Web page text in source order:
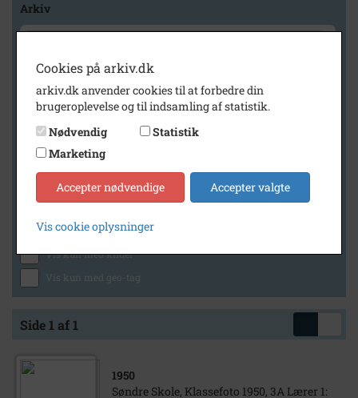
Arkiv
Geografi
Generelt
Vis kun med billeder
Vis kun med lydklip
Vis kun med kilder
Vis kun med geo-tag
Side 1 af 1
1950
Søndre Skole, Klassefoto 1950, 3A Lærer 1:
Cookies på arkiv.dk
arkiv.dk anvender cookies til at forbedre din
brugeroplevelse og til indsamling af statistik.
Nødvendig
Statistik
Marketing
Accepter nødvendige Accepter valgte
Vis cookie oplysninger